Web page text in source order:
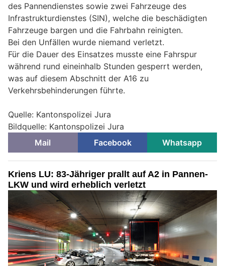
des Pannendienstes sowie zwei Fahrzeuge des
Infrastrukturdienstes (SIN), welche die beschädigten
Fahrzeuge bargen und die Fahrbahn reinigten.
Bei den Unfällen wurde niemand verletzt.
Für die Dauer des Einsatzes musste eine Fahrspur
während rund eineinhalb Stunden gesperrt werden,
was auf diesem Abschnitt der A16 zu
Verkehrsbehinderungen führte.
Quelle: Kantonspolizei Jura
Bildquelle: Kantonspolizei Jura
Mail
Facebook Whatsapp
Kriens LU: 83-Jähriger prallt auf A2 in Pannen-
LKW und wird erheblich verletzt